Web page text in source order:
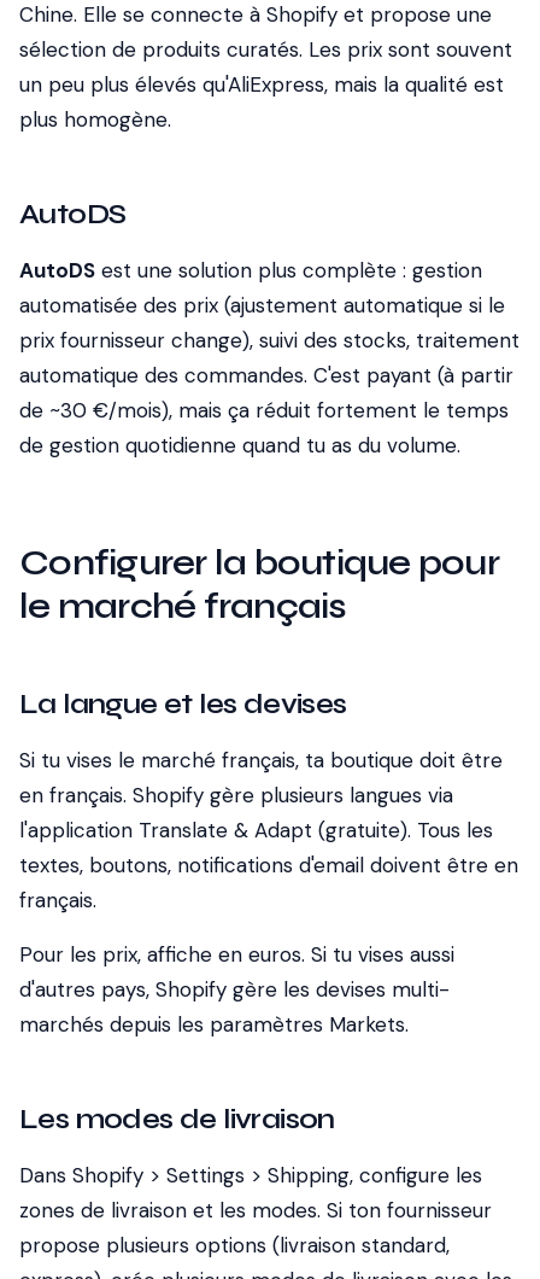
Chine. Elle se connecte à Shopify et propose une
sélection de produits curatés. Les prix sont souvent
un peu plus élevés qu'AliExpress, mais la qualité est
plus homogène.
AutoDS
AutoDS est une solution plus complète : gestion
automatisée des prix (ajustement automatique si le
prix fournisseur change), suivi des stocks, traitement
automatique des commandes. C'est payant (à partir
de ~30 €/mois), mais ça réduit fortement le temps
de gestion quotidienne quand tu as du volume.
Configurer la boutique pour
le marché français
La langue et les devises
Si tu vises le marché français, ta boutique doit être
en français. Shopify gère plusieurs langues via
l'application Translate & Adapt (gratuite). Tous les
textes, boutons, notifications d'email doivent être en
français.
Pour les prix, affiche en euros. Si tu vises aussi
d'autres pays, Shopify gère les devises multi-
marchés depuis les paramètres Markets.
Les modes de livraison
Dans Shopify > Settings > Shipping, configure les
zones de livraison et les modes. Si ton fournisseur
propose plusieurs options (livraison standard,